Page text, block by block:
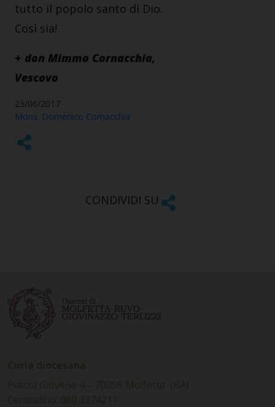
tutto il popolo santo di Dio.
Così sia!
+ don Mimmo Cornacchia,
Vescovo
23/06/2017
Mons. Domenico Cornacchia
CONDIVIDI SU